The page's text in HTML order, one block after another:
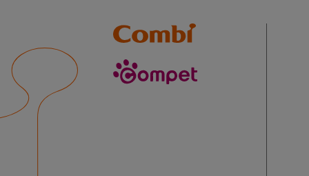
Combi